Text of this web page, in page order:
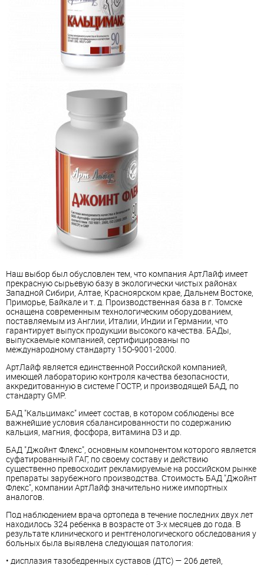
Наш выбор был обусловлен тем, что компания АртЛайф имеет
прекрасную сырьевую базу в экологически чистых районах
Западной Сибири, Алтае, Красноярском крае, Дальнем Востоке,
Приморье, Байкале и т. д. Производственная база в г. Томске
оснащена современным технологическим оборудованием,
поставляемым из Англии, Италии, Индии и Германии, что
гарантирует выпуск продукции высокого качества. БАДы,
выпускаемые компанией, сертифицированы по
международному стандарту 15О-9001-2000.
АртЛайф является единственной Российской компанией,
имеющей лабораторию контроля качества безопасности,
аккредитованную в системе ГОСТР, и производящей БАД, по
стандарту GMP.
БАД "Кальцимакс" имеет состав, в котором соблюдены все
важнейшие условия сбалансированности по содержанию
кальция, магния, фосфора, витамина D3 и др.
БАД "Джойнт Флекс", основным компонентом которого является
суфатированный ГАГ, по своему составу и действию
существенно превосходит рекламируемые на российском рынке
препараты зарубежного производства. Стоимость БАД "Джойнт
Флекс", компании АртЛайф значительно ниже импортных
аналогов.
Под наблюдением врача ортопеда в течение последних двух лет
находилось 324 ребенка в возрасте от 3-х месяцев до года. В
результате клинического и рентгенологического обследования у
больных была выявлена следующая патология:
• дисплазия тазобедренных суставов (ДТС) — 206 детей,